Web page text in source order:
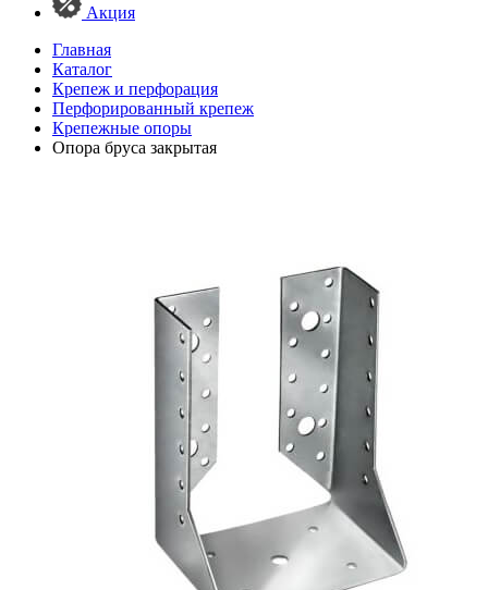
Акция
Главная
Каталог
Крепеж и перфорация
Перфорированный крепеж
Крепежные опоры
Опора бруса закрытая